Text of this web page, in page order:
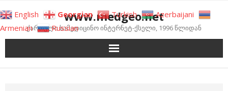
to
content
www.medgeo.net
ქართული სამედიცინო ინტერნეტ-ქსელი, 1996 წლიდან
English Georgian Turkish
Azerbaijani
Armenian
Russian